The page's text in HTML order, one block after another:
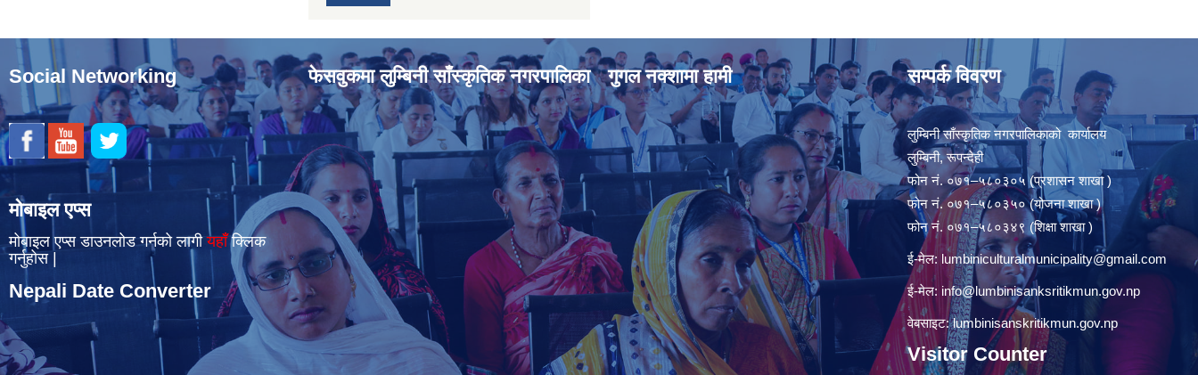
Social Networking
मोबाइल एप्स
मोबाइल एप्स डाउनलोड गर्नको लागीयहाँँक्लिक
गर्नुहोस |
Nepali Date Converter
फेसवुकमा लुम्बिनी साँस्कृतिक नगरपालिका गुगल नक्शामा हामी सम्पर्क विवरण
लुम्बिनी साँस्कृतिक नगरपालिकाको कार्यालय
लुम्बिनी, रूपन्देही
फोन नं. ०७१–५८०३०५ (प्रशासन शाखा )
फोन नं. ०७१–५८०३५० (योजना शाखा )
फोन नं. ०७१–५८०३४९ (शिक्षा शाखा )
ई-मेल: lumbiniculturalmunicipality@gmail.com
ई-मेल: info@lumbinisanksritikmun.gov.np
वेबसाइट: lumbinisanskritikmun.gov.np
Visitor Counter